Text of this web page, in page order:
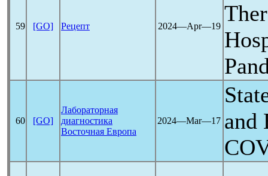
59 [GO] Рецепт 2024―Apr―19
60 [GO]
Лабораторная
диагностика
Восточная Европа
2024―Mar―17 and